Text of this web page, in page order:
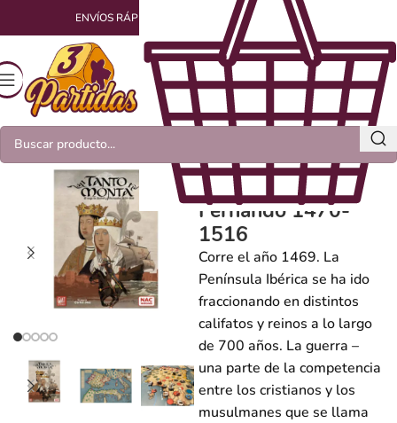
ENVÍOS RÁPIDOS Y EMPAQUETADOS CON AMOR
Tanto Monta El
Auge de Isabel y
Fernando 1470-
1516
Corre el año 1469. La
Península Ibérica se ha ido
fraccionando en distintos
califatos y reinos a lo largo
de 700 años. La guerra –
una parte de la competencia
entre los cristianos y los
musulmanes que se llama